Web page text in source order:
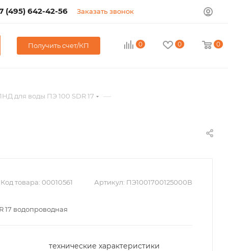
(495) 642-42-56 Заказать звонок
Получить счет/КП 0 0 0
для воды ПЭ 100 SDR 17 —
Код товара: 00010561 Артикул: ПЭ1001700125000В
17 водопроводная
технические характеристики